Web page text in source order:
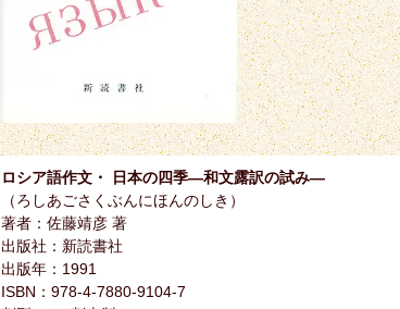
ロシア語作文・ 日本の四季―和文露訳の試み―
（ろしあごさくぶんにほんのしき）
著者：佐藤靖彦 著
出版社：新読書社
出版年：1991
ISBN：978-4-7880-9104-7